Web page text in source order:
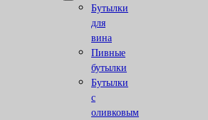
Бутылки
для
вина
Пивные
бутылки
Бутылки
с
оливковым